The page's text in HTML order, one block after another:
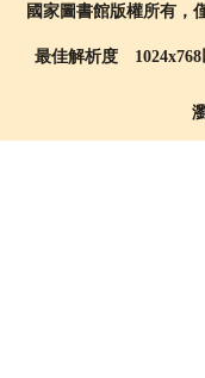
國家圖書館版權所有，
最佳解析度 1024x768